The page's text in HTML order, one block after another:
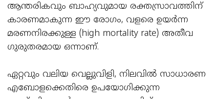
ആന്തരികവും ബാഹ്യവുമായ രക്തസ്രാവത്തിന്
കാരണമാകുന്ന ഈ രോഗം, വളരെ ഉയർന്ന
മരണനിരക്കുള്ള (high mortality rate) അതീവ
ഗുരുതരമായ ഒന്നാണ്.
ഏറ്റവും വലിയ വെല്ലുവിളി, നിലവിൽ സാധാരണ
എബോളക്കെതിരെ ഉപയോഗിക്കുന്ന